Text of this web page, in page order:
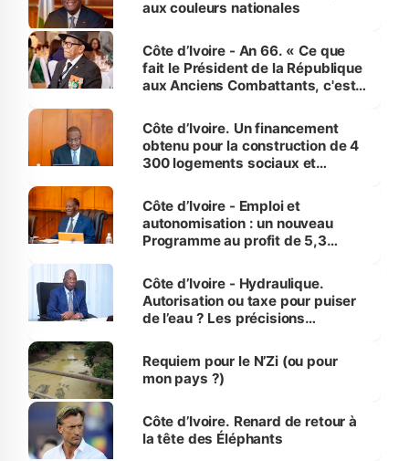
aux couleurs nationales
Côte d’Ivoire - An 66. « Ce que
fait le Président de la République
aux Anciens Combattants, c'est
Côte d’Ivoire. Un financement
obtenu pour la construction de 4
300 logements sociaux et
et Yamoussoukro
Côte d’Ivoire - Emploi et
autonomisation : un nouveau
Programme au profit de 5,3
Côte d’Ivoire - Hydraulique.
Autorisation ou taxe pour puiser
de l’eau ? Les précisions
Requiem pour le N’Zi (ou pour
mon pays ?)
Côte d’Ivoire. Renard de retour à
la tête des Éléphants